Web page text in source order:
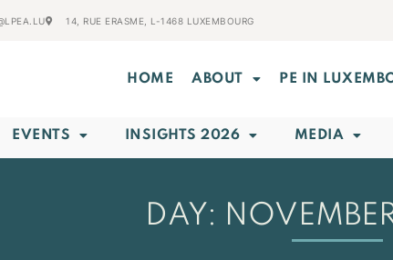
14, RUE ERASME, L-1468 LUXEMBOURG
HOME ABOUT PE IN
EVENTS INSIGHTS 2026 MEDIA
DAY: